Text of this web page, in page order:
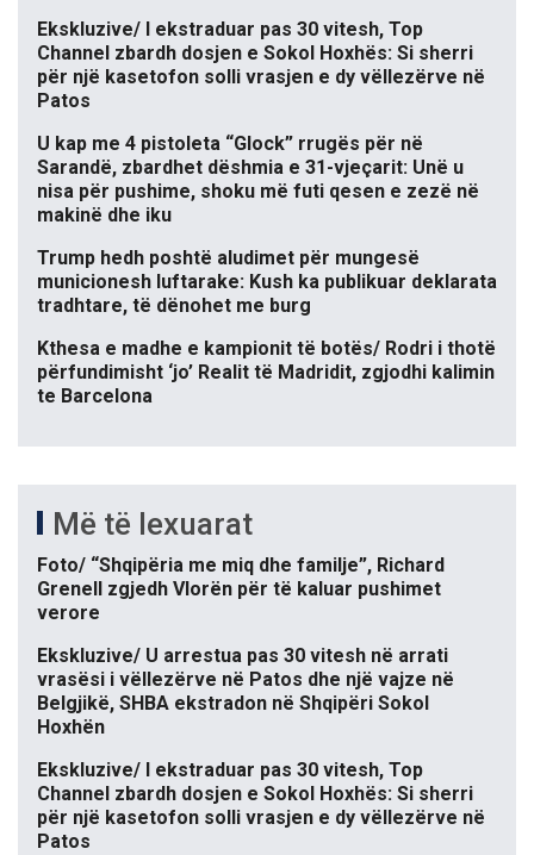
Ekskluzive/ I ekstraduar pas 30 vitesh, Top
Channel zbardh dosjen e Sokol Hoxhës: Si sherri
për një kasetofon solli vrasjen e dy vëllezërve në
Patos
U kap me 4 pistoleta “Glock” rrugës për në
Sarandë, zbardhet dëshmia e 31-vjeçarit: Unë u
nisa për pushime, shoku më futi qesen e zezë në
makinë dhe iku
Trump hedh poshtë aludimet për mungesë
municionesh luftarake: Kush ka publikuar deklarata
tradhtare, të dënohet me burg
Kthesa e madhe e kampionit të botës/ Rodri i thotë
përfundimisht ‘jo’ Realit të Madridit, zgjodhi kalimin
te Barcelona
Më të lexuarat
Foto/ “Shqipëria me miq dhe familje”, Richard
Grenell zgjedh Vlorën për të kaluar pushimet
verore
Ekskluzive/ U arrestua pas 30 vitesh në arrati
vrasësi i vëllezërve në Patos dhe një vajze në
Belgjikë, SHBA ekstradon në Shqipëri Sokol
Hoxhën
Ekskluzive/ I ekstraduar pas 30 vitesh, Top
Channel zbardh dosjen e Sokol Hoxhës: Si sherri
për një kasetofon solli vrasjen e dy vëllezërve në
Patos